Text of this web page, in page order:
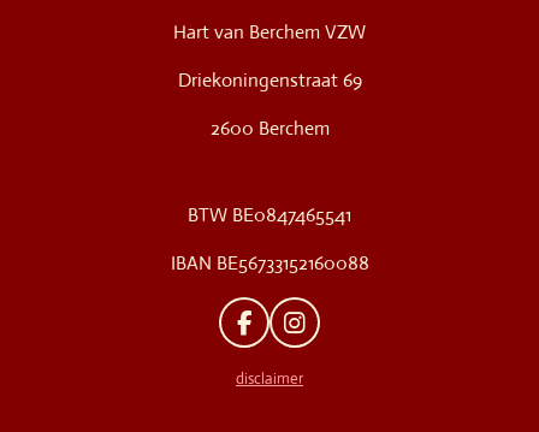
Hart van Berchem VZW
Driekoningenstraat 69
2600 Berchem
BTW BE0847465541
IBAN BE56733152160088
F
A
C
I
N
S
disclaimer